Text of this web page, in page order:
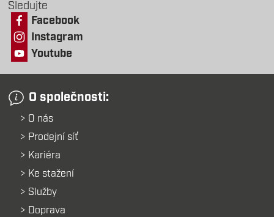
Sledujte
Facebook
Instagram
Youtube
O společnosti:
O nás
Prodejní síť
Kariéra
Ke stažení
Služby
Doprava